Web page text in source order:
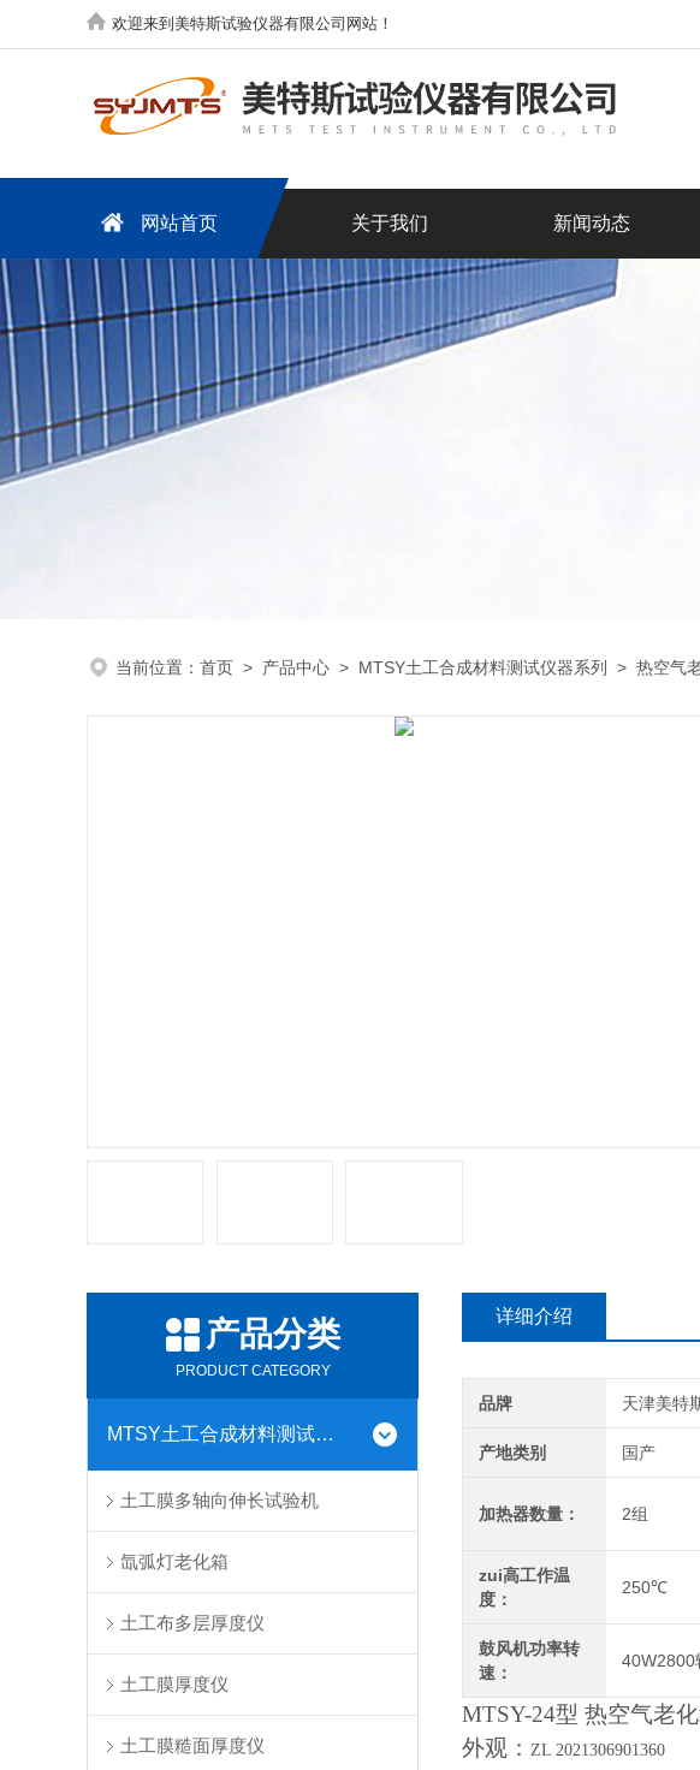
欢迎来到美特斯试验仪器有限公司网站！
网站首页 关于我们 新闻动态
当前位置： 首页 > 产品中心 > MTSY土工合成材料测试仪器系列 > 热空气
产品分类
PRODUCT CATEGORY
MTSY土工合成材料测试仪器系列
土工膜多轴向伸长试验机
氙弧灯老化箱
土工布多层厚度仪
土工膜厚度仪
土工膜糙面厚度仪
详细介绍
品牌 天津美特
产地类别 国产
加热器数量： 2组
zui高工作温
度：
250℃
鼓风机功率转
速：
40W2800
MTSY-24型 热空气老
外观： ZL 2021306901360